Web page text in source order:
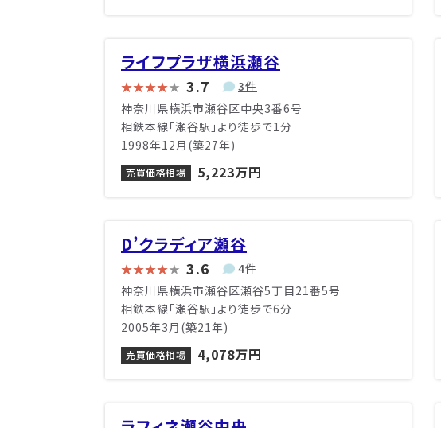
ライフプラザ横浜瀬谷
3.7
3件
神奈川県横浜市瀬谷区中央3番6号
相鉄本線「瀬谷駅」より徒歩で1分
1998年12月(築27年)
売買価格相場 5,223万円
D’クラディア瀬谷
3.6
4件
神奈川県横浜市瀬谷区瀬谷5丁目21番5号
相鉄本線「瀬谷駅」より徒歩で6分
2005年3月(築21年)
売買価格相場 4,078万円